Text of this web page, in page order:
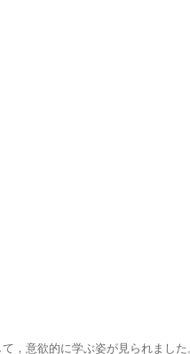
，意欲的に学ぶ姿が見られまし